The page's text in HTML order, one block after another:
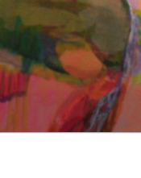
au
contenu
principal